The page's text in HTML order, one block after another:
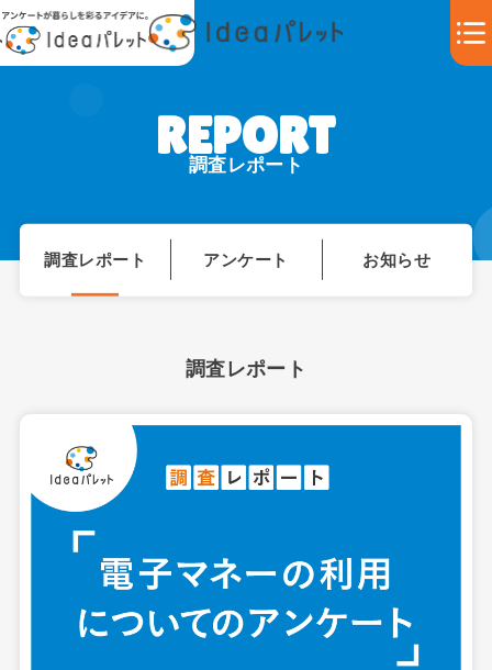
調査レポート
調査レポート アンケート お知らせ
調査レポート